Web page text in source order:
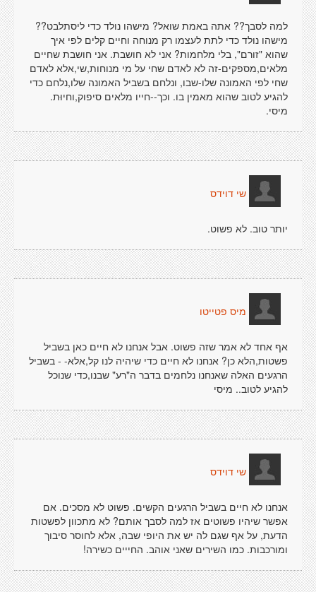
למה לסבך?? אתה באמת שואל? מישהו נולד כדי ליסתלבט??
מישהו נולד כדי לתת לעצמו רק מנוחה וחיים קלים לפי איך
שהוא "זורם", בלי מלחמות? אני לא חושבת. אני חושבת שחיים
מלאים,מספקים-זה לא לאדם שחי על מי מנוחות,שי,אלא לאדם
שחי לפי האמונה שלו-שבו, ונלחם בשביל האמונה שלו,נלחם כדי
להגיע לטוב שהוא מאמין בו. וכך--חייו מלאים סיפוק,וחיוּת.
מיסי.
שי דוידס
יותר טוב. לא פשוט.
מיס פטייטו
אף אחד לא אמר שזה פשוט. אבל אנחנו לא חיים כאן בשביל
פשטות,הלא כן? אנחנו לא חיים כדי שיהיה לנו קל,אלא- - בשביל
הרגעים האלה שאנחנו נלחמים בדבר ה"רע" שבנו,כדי שנוכל
להגיע לטוב.. מיסי
שי דוידס
אנחנו לא חיים בשביל הרגעים הקשים. פשוט לא מסכים. אם
אפשר שיהיו פשוטים אז למה לסבך אותם? לא מתכוון לפשטות
הדעת, על אף שגם לה יש את היופי שבה, אלא לחוסר סיבוך
ומורכבות. כמו השירים שאני אוהב. החייים כשירה!